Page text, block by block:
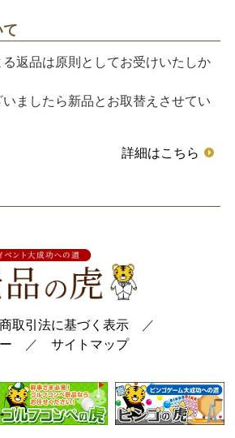
返品は原則としてお受けいたしか
ましたら新品とお取替えさせてい
詳細はこちら
取引法に基づく表示 ／
／サイトマップ